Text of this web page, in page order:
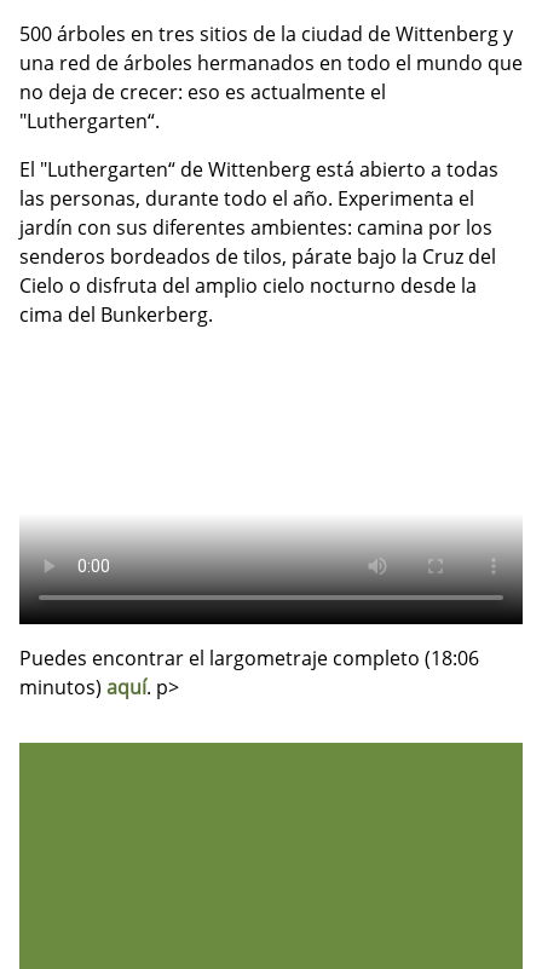
500 árboles en tres sitios de la ciudad de Wittenberg y
una red de árboles hermanados en todo el mundo que
no deja de crecer: eso es actualmente el
"Luthergarten“.
El "Luthergarten“ de Wittenberg está abierto a todas
las personas, durante todo el año. Experimenta el
jardín con sus diferentes ambientes: camina por los
senderos bordeados de tilos, párate bajo la Cruz del
Cielo o disfruta del amplio cielo nocturno desde la
cima del Bunkerberg.
Puedes encontrar el largometraje completo (18:06
minutos) aquí. p>